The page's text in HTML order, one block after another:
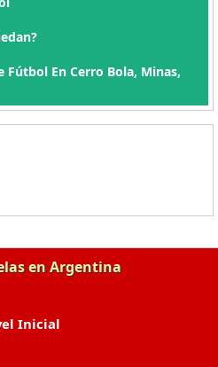
Fútbol En Cerro Bola, Minas,
en Argentina
Inicial